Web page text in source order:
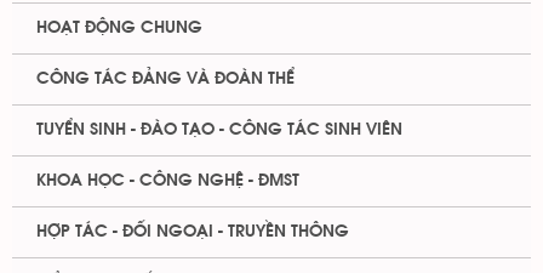
HOẠT ĐỘNG CHUNG
CÔNG TÁC ĐẢNG VÀ ĐOÀN THỂ
TUYỂN SINH - ĐÀO TẠO - CÔNG TÁC SINH VIÊN
KHOA HỌC - CÔNG NGHỆ - ĐMST
HỢP TÁC - ĐỐI NGOẠI - TRUYỀN THÔNG